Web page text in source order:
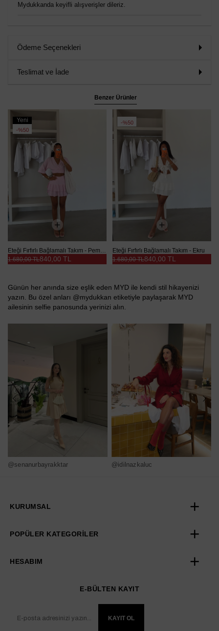
Mydukkanda keyifli alışverişler dileriz.
Ödeme Seçenekleri
Teslimat ve İade
Benzer Ürünler
Yeni
Ürün
%50
Eteği Fırfırlı Bağlamalı Takım - Pembe
840,00 TL
1.680,00 TL
%50
Eteği Fırfırlı Bağlamalı Takım - Ekru
840,00 TL
1.680,00 TL
Günün her anında size eşlik eden MYD ile kendi stil hikayenizi
yazın. Bu özel anları @mydukkan etiketiyle paylaşarak MYD
ailesinin selfie panosunda yerinizi alın.
@senanurbayrakktar @idilnazkaluc
KURUMSAL
POPÜLER KATEGORİLER
HESABIM
E-BÜLTEN KAYIT
KAYIT OL